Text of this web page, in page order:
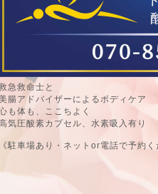
急救命士と
腸アドバイザーによるボディケア
も体も、ここちよく
気圧酸素カプセル、水素吸入有り
《駐車場あり・ネットor電話で予約